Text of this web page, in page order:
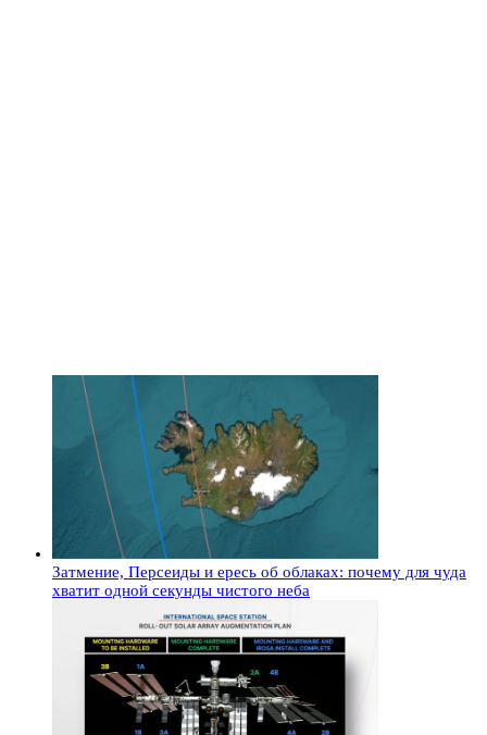
Затмение, Персеиды и ересь об облаках: почему для чуда
хватит одной секунды чистого неба